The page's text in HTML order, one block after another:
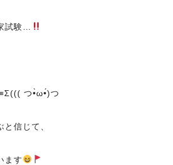
試験…
つ•̀ω•́)つ
信じて、
ます